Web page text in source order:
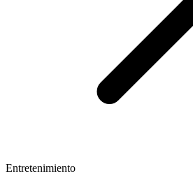
Entretenimiento